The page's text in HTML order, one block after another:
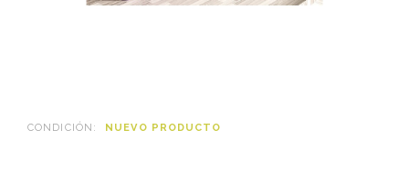
CONDICIÓN: NUEVO PRODUCTO